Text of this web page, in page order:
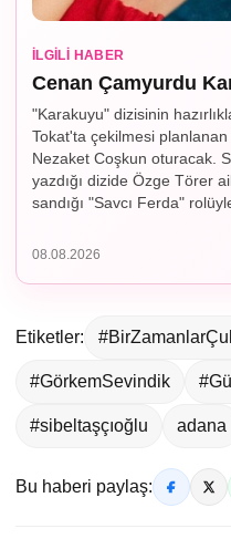
İLGILI HABER
Cenan Çamyurdu
"Karakuyu" dizisinin
Tokat'ta çekilmesi
Nezaket Coşkun oturacak.
yazdığı dizide Özge Törer
sandığı "Savcı Ferda"
08.08.2026
Etiketler:
#GörkemSevindik
#sibeltaşçıoğlu adana
Bu haberi paylaş: